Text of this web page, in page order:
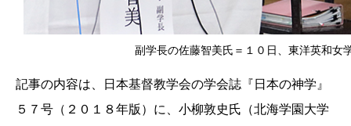
副学長の佐藤智美氏＝１０日、東洋英和女
記事の内容は、日本基督教学会の学会誌『日本の神学』
５７号（２０１８年版）に、小柳敦史氏（北海学園大学